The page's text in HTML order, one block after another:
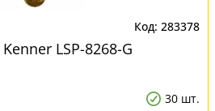
283378
LSP-8268-G
30 шт.